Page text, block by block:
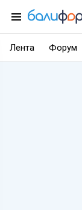
Лента Форум